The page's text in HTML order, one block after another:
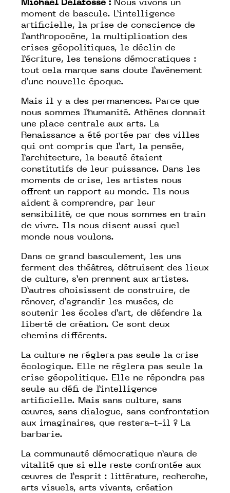
Michaël Delafosse : Nous vivons un
moment de bascule. L’intelligence
artificielle, la prise de conscience de
l’anthropocène, la multiplication des
crises géopolitiques, le déclin de
l’écriture, les tensions démocratiques :
tout cela marque sans doute l’avènement
d’une nouvelle époque.
Mais il y a des permanences. Parce que
nous sommes l’humanité. Athènes donnait
une place centrale aux arts. La
Renaissance a été portée par des villes
qui ont compris que l’art, la pensée,
l’architecture, la beauté étaient
constitutifs de leur puissance. Dans les
moments de crise, les artistes nous
offrent un rapport au monde. Ils nous
aident à comprendre, par leur
sensibilité, ce que nous sommes en train
de vivre. Ils nous disent aussi quel
monde nous voulons.
Dans ce grand basculement, les uns
ferment des théâtres, détruisent des lieux
de culture, s’en prennent aux artistes.
D’autres choisissent de construire, de
rénover, d’agrandir les musées, de
soutenir les écoles d’art, de défendre la
liberté de création. Ce sont deux
chemins différents.
La culture ne réglera pas seule la crise
écologique. Elle ne réglera pas seule la
crise géopolitique. Elle ne répondra pas
seule au défi de l’intelligence
artificielle. Mais sans culture, sans
œuvres, sans dialogue, sans confrontation
aux imaginaires, que restera-t-il ? La
barbarie.
La communauté démocratique n’aura de
vitalité que si elle reste confrontée aux
œuvres de l’esprit : littérature, recherche,
arts visuels, arts vivants, création